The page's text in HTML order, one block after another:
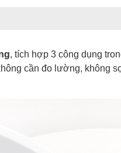
, tích hợp 3 công dụng
cần đo lường, không